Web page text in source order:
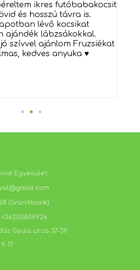
ikres futóbabakocsit
és hosszú távra is.
lévő kocsikat
ajándék lábzsákokkal.
szívvel ajánlom Fruzsiékat
kedves anyuka ♥️
Egyesület
(Gránitbank)
Gyula utca 37-39.
17